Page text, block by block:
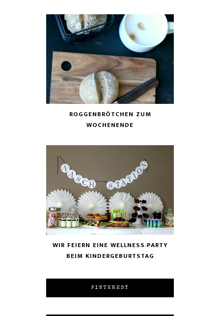
ROGGENBRÖTCHEN ZUM
WOCHENENDE
WIR FEIERN EINE WELLNESS-PARTY
BEIM KINDERGEBURTSTAG
PINTEREST